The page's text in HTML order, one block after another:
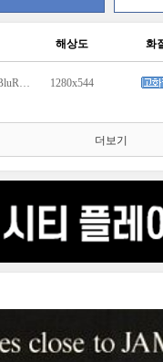
해상도 화
007 007 For Your Eyes Only, Vol 12, 1981, 720p, BluRay - CtrlHD.mkv 1280x544
더보기